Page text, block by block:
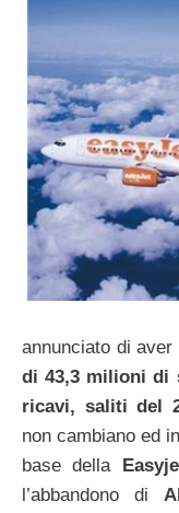
annunciato di
di 43,3 milioni di
ricavi, saliti del
non cambiano ed
base della
l’abbandono di